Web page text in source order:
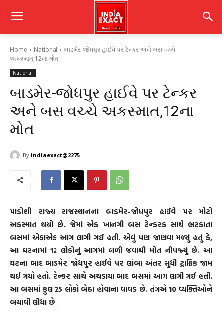
Home National
બાડમેર-જોધપુર હાઈવે પર ટેન્કર અને બસ વચ્ચે
અકસ્માત,12ના મોત
National
બાડમેર-જોધપુર હાઈવે પર ટેન્કર
અને બસ વચ્ચે અકસ્માત,12ના
મોત
By indiaexact@2275
પાડોશી રાજ્ય રાજસ્થાનના બાડમેર-જોધપુર હાઈવે પર મોટો
અકસ્માત થયો છે. જેમાં એક ખાનગી બસ ટેન્કરક સાથે ભટકાતા
બસમાં એકાએક આગ લાગી ગઈ હતી. એવું પણ જાણવા મળ્યું હતું કે,
આ ઘટનામાં 12 લોકોનું આગમાં બળી જવાથી મોત નીપજ્યું છે. આ
ઘટના બાદ બાડમેર જોધપુર હાઈવે પર લાંબા અંતર સુધી ટ્રાફિક જામ
થઈ ગયો હતો. ટેન્કર સાથે અથડાયા બાદ બસમાં આગ લાગી ગઈ હતી.
આ બસમાં કુલ 25 લોકો બેઠા હોવાના વાવડ છે. તંત્રએ 10 વ્યક્તિઓને
બચાવી લીધા છે.